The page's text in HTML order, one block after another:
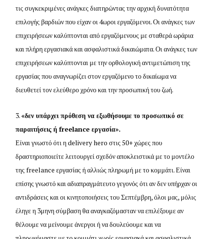
τις συγκεκριμένες ανάγκες διατηρώντας την αρχική δυνατότητα
επιλογής βαρδιών που είχαν οι 4ωροι εργαζόμενοι. Οι ανάγκες των
επιχειρήσεων καλύπτονται από εργαζόμενους με σταθερά ωράρια
και πλήρη εργασιακά και ασφαλιστικά δικαιώματα. Οι ανάγκες των
επιχειρήσεων καλύπτονται με την ορθολογική αντιμετώπιση της
εργασίας που αναγνωρίζει στον εργαζόμενο το δικαίωμα να
διευθετεί τον ελεύθερο χρόνο και την προσωπική του ζωή.
«δεν υπάρχει πρόθεση να εξωθήσουμε το προσωπικό σε
παραιτήσεις ή freelance εργασία».
Είναι γνωστό ότι η delivery hero στις 50+ χώρες που
δραστηριοποιείτε λειτουργεί σχεδόν αποκλειστικά με το μοντέλο
της freelance εργασίας ή αλλιώς πληρωμή με το κομμάτι. Είναι
επίσης γνωστό και αδιαπραγμάτευτο γεγονός ότι αν δεν υπήρχαν οι
αντιδράσεις και οι κινητοποιήσεις του Σεπτέμβρη, όλοι μας, μόλις
έληγε η 3μηνη σύμβαση θα αναγκαζόμασταν να επιλέξουμε αν
θέλουμε να μείνουμε άνεργοι ή να δουλεύουμε και να